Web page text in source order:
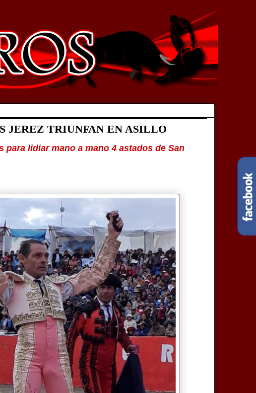
JEREZ TRIUNFAN EN ASILLO
para lidiar mano a mano 4 astados de San